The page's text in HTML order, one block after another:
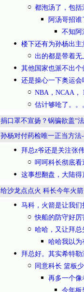
都泡汤了，包括
阿汤哥招谁
不知阿
楼下还有为孙杨出
出的都是带着
其他国家也派不出
还是操心一下奥运会
NBA，NCAA，
估计够呛了。
捐口罩不宣扬？锅骗欲盖“
孙杨对付药检唯一正当方法
拜总z爷还是关注张
呵呵科长彻底
这事想翻盘，大陆得
给沙龙点点火 科长今年火
马科，火箭是让我
快船的防守好厉
哈哈，又让拜
哈哈我以为
拜总好。其实希特
同意科长 篮板
再多一个像
今年板